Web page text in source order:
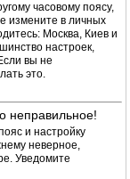
часовому поясу,
измените в личных
Москва, Киев и
настроек,
вы не
это.
неправильное!
и настройку
неверное,
Уведомите